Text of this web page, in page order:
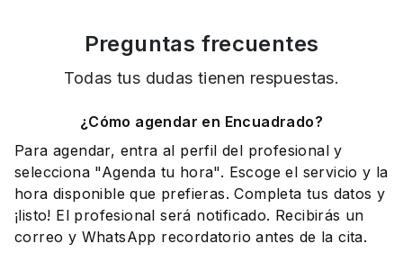
Preguntas frecuentes
Todas tus dudas tienen respuestas.
¿Cómo agendar en Encuadrado?
Para agendar, entra al perfil del profesional y
selecciona "Agenda tu hora". Escoge el servicio y la
hora disponible que prefieras. Completa tus datos y
¡listo! El profesional será notificado. Recibirás un
correo y WhatsApp recordatorio antes de la cita.